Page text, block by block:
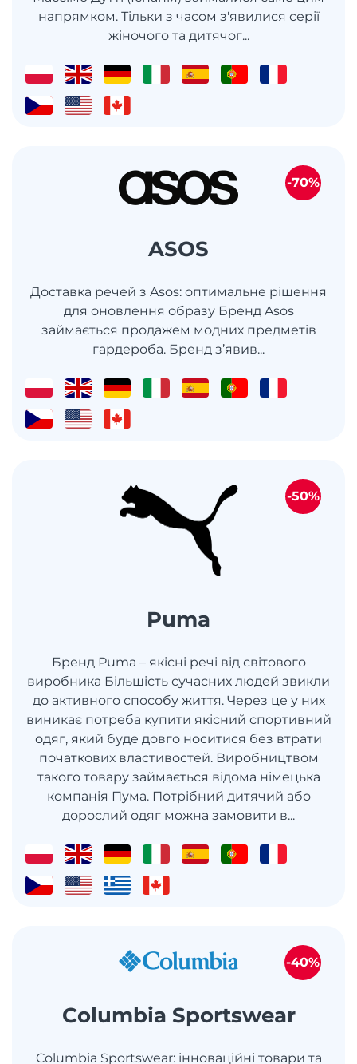
напрямком. Тільки з часом з'явилися серії
жіночого та дитячог...
ASOS
Доставка речей з Asos: оптимальне рішення
для оновлення образу Бренд Asos
займається продажем модних предметів
гардероба. Бренд з’явив...
-70%
Puma
Бренд Puma – якісні речі від світового
виробника Більшість сучасних людей звикли
до активного способу життя. Через це у них
виникає потреба купити якісний спортивний
одяг, який буде довго носитися без втрати
початкових властивостей. Виробництвом
такого товару займається відома німецька
компанія Пума. Потрібний дитячий або
дорослий одяг можна замовити в...
-50%
Columbia Sportswear
Columbia Sportswear: інноваційні товари та
-40%